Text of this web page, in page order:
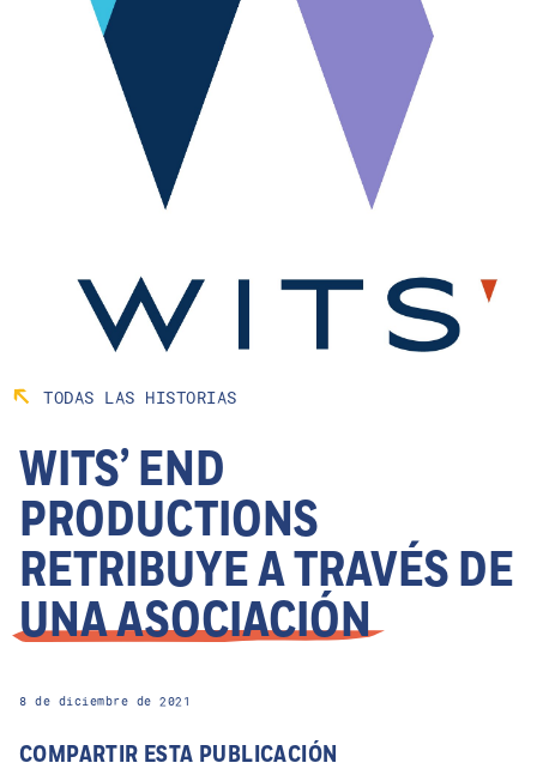
TODAS LAS HISTORIAS
WITS’ END
PRODUCTIONS
RETRIBUYE A TRAVÉS DE
UNA ASOCIACIÓN
8 de diciembre de 2021
COMPARTIR ESTA PUBLICACIÓN